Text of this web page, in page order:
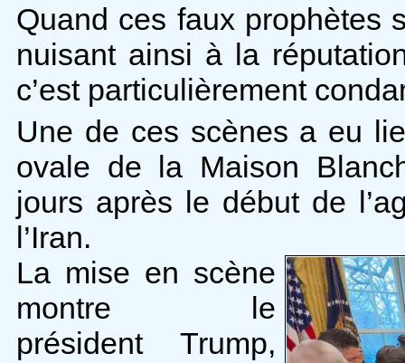
Quand ces faux prophètes
nuisant ainsi à la
c’est particulièrement
Une de ces scènes a eu
ovale de la Maison
jours après le début de
l’Iran.
La mise en scène
montre le
président Trump,